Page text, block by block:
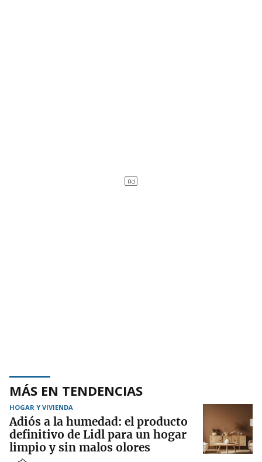
MÁS EN TENDENCIAS
HOGAR Y VIVIENDA
Adiós a la humedad: el producto
definitivo de Lidl para un hogar
limpio y sin malos olores